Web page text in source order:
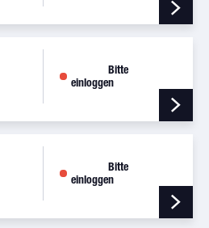
Bitte
einloggen
Bitte
einloggen